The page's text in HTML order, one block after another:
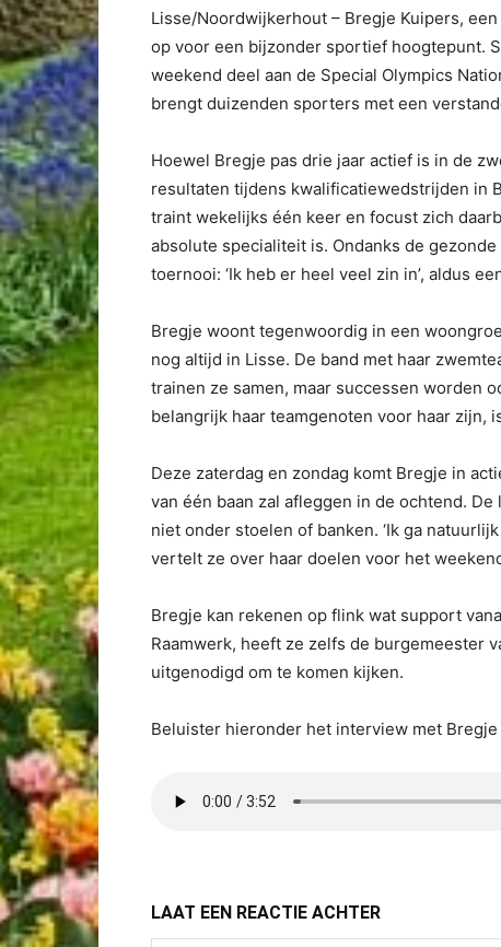
Lisse/Noordwijkerhout – Bregje Kuipers,
op voor een bijzonder sportief hoogtepunt.
weekend deel aan de Special Olympics
brengt duizenden sporters met een
Hoewel Bregje pas drie jaar actief is in de
resultaten tijdens kwalificatiewedstrijden in
traint wekelijks één keer en focust zich
absolute specialiteit is. Ondanks de
toernooi: ‘Ik heb er heel veel zin in’, aldus
Bregje woont tegenwoordig in een
nog altijd in Lisse. De band met haar
trainen ze samen, maar successen worden
belangrijk haar teamgenoten voor haar zijn,
Deze zaterdag en zondag komt Bregje in
van één baan zal afleggen in de ochtend.
niet onder stoelen of banken. ‘Ik ga
vertelt ze over haar doelen voor het
Bregje kan rekenen op flink wat support
Raamwerk, heeft ze zelfs de burgemeester
uitgenodigd om te komen kijken.
Beluister hieronder het interview met Bregje
LAAT EEN REACTIE ACHTER